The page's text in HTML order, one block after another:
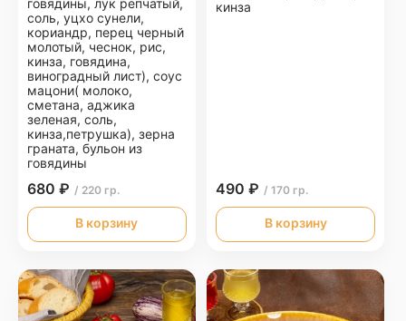
говядины, лук репчатый,
соль, уцхо сунели,
кориандр, перец черный
молотый, чеснок, рис,
кинза, говядина,
виноградный лист), соус
мацони( молоко,
сметана, аджика
зеленая, соль,
кинза,петрушка), зерна
граната, бульон из
говядины
680 ₽ / 220 гр.
В корзину
кинза
490 ₽ / 170 гр.
В корзину